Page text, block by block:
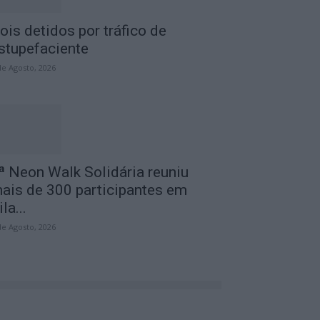
detidos por tráfico de
Agosto, 2026
Neon Walk Solidária reuniu
de 300 participantes em
Agosto, 2026